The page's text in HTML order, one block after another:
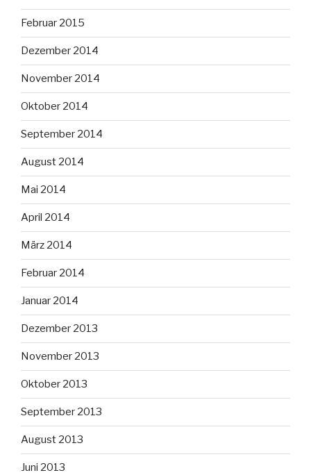
Februar 2015
Dezember 2014
November 2014
Oktober 2014
September 2014
August 2014
Mai 2014
April 2014
März 2014
Februar 2014
Januar 2014
Dezember 2013
November 2013
Oktober 2013
September 2013
August 2013
Juni 2013